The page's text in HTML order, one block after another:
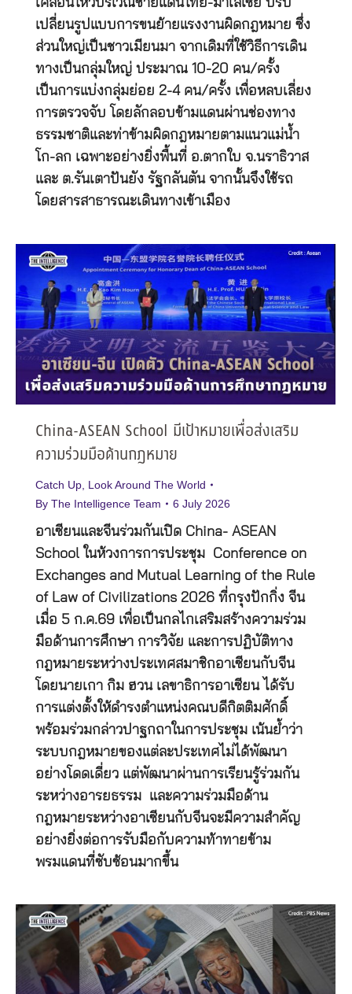
เปลี่ยนรูปแบบการขนย้ายแรงงานผิดกฎหมาย ซึ่ง
ส่วนใหญ่เป็นชาวเมียนมา จากเดิมที่ใช้วิธีการเดิน
ทางเป็นกลุ่มใหญ่ ประมาณ 10-20 คน/ครั้ง
เป็นการแบ่งกลุ่มย่อย 2-4 คน/ครั้ง เพื่อหลบเลี่ยง
การตรวจจับ โดยลักลอบข้ามแดนผ่านช่องทาง
ธรรมชาติและท่าข้ามผิดกฎหมายตามแนวแม่น้ำ
โก-ลก เฉพาะอย่างยิ่งพื้นที่ อ.ตากใบ จ.นราธิวาส
และ ต.รันเตาปันยัง รัฐกลันตัน จากนั้นจึงใช้รถ
โดยสารสาธารณะเดินทางเข้าเมือง
China-ASEAN School มีเป้าหมายเพื่อส่งเสริม
ความร่วมมือด้านกฎหมาย
Catch Up Look Around The World
By The Intelligence Team 6 July 2026
อาเซียนและจีนร่วมกันเปิด China- ASEAN
School ในห้วงการการประชุม Conference on
Exchanges and Mutual Learning of the Rule
of Law of Civilizations 2026 ที่กรุงปักกิ่ง จีน
เมื่อ 5 ก.ค.69 เพื่อเป็นกลไกเสริมสร้างความร่วม
มือด้านการศึกษา การวิจัย และการปฏิบัติทาง
กฎหมายระหว่างประเทศสมาชิกอาเซียนกับจีน
โดยนายเกา กิม ฮวน เลขาธิการอาเซียน ได้รับ
การแต่งตั้งให้ดำรงตำแหน่งคณบดีกิตติมศักดิ์
พร้อมร่วมกล่าวปาฐกถาในการประชุม เน้นย้ำว่า
ระบบกฎหมายของแต่ละประเทศไม่ได้พัฒนา
อย่างโดดเดี่ยว แต่พัฒนาผ่านการเรียนรู้ร่วมกัน
ระหว่างอารยธรรม และความร่วมมือด้าน
กฎหมายระหว่างอาเซียนกับจีนจะมีความสำคัญ
อย่างยิ่งต่อการรับมือกับความท้าทายข้าม
พรมแดนที่ซับซ้อนมากขึ้น